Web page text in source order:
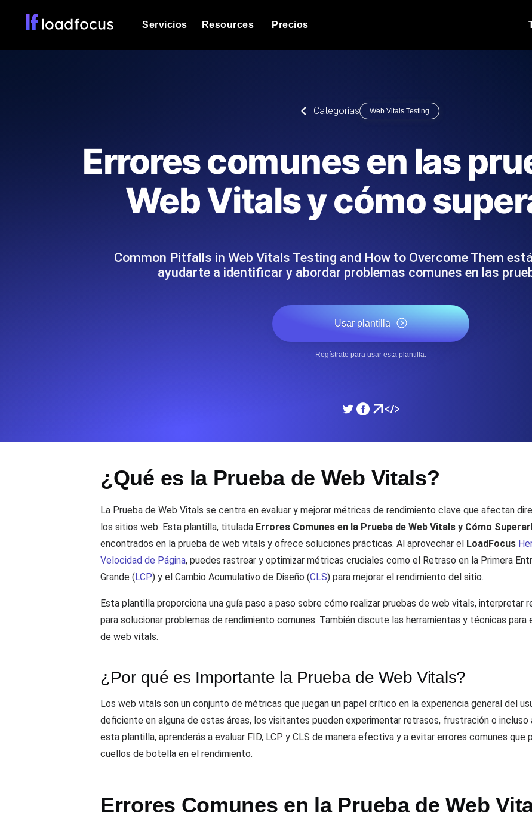
Servicios
Load testing liderado por expertos: escribimos los scripts JMeter o k6,
los ejecutamos a escala y entregamos el informe.
Synthetic Monitoring
Sondas always-on de
Detecta caídas antes que
Supervisión del rendimiento del sitio web
Supervise la información y el rendimiento de su sitio web.
Monitoree sus
Monitorear la
SSL Monitoring
Uptime de puertos y tiempo de conexión, desde 26 regiones.
Resources
Explorar categorías de
glosario
Explorar categorías de
alternativas
Blog de producto
Leer más en el blog
Leer más en el blog
Precios
Categorías Web Vitals Testing
Errores comunes en las
Web Vitals y cómo
Common Pitfalls in Web Vitals Testing and How to Overcome Them
ayudarte a identificar y abordar problemas comunes en las
Usar plantilla
Regístrate para usar esta plantilla.
¿Qué es la Prueba de Web Vitals?
La Prueba de Web Vitals se centra en evaluar y mejorar métricas de rendimiento clave que afectan
los sitios web. Esta plantilla, titulada Errores Comunes en la Prueba de Web Vitals y Cómo
encontrados en la prueba de web vitals y ofrece soluciones prácticas. Al aprovechar el LoadFocus
Velocidad de Página, puedes rastrear y optimizar métricas cruciales como el Retraso en la Primera
Grande ( LCP) y el Cambio Acumulativo de Diseño (CLS) para mejorar el rendimiento del sitio.
Esta plantilla proporciona una guía paso a paso sobre cómo realizar pruebas de web vitals, interpretar
para solucionar problemas de rendimiento comunes. También discute las herramientas y técnicas
de web vitals.
¿Por qué es Importante la Prueba de Web Vitals?
Los web vitals son un conjunto de métricas que juegan un papel crítico en la experiencia general del
deficiente en alguna de estas áreas, los visitantes pueden experimentar retrasos, frustración o
esta plantilla, aprenderás a evaluar FID, LCP y CLS de manera efectiva y a evitar errores comunes
cuellos de botella en el rendimiento.
Errores Comunes en la Prueba de Web